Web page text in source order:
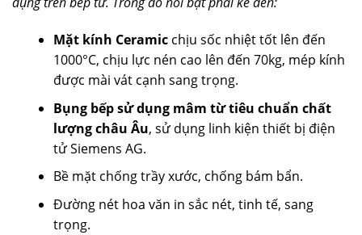
Mặt kính Ceramicchịu sốc nhiệt tốt lên đến
1000°C, chịu lực nén cao lên đến 70kg, mép kính
được mài vát cạnh sang trọng.
Bụng bếp sử dụng mâm từ tiêu chuẩn chất
lượng châu Âu, sử dụng linh kiện thiết bị điện
tử Siemens AG.
Bề mặt chống trầy xước, chống bám bẩn.
Đường nét hoa văn in sắc nét, tinh tế, sang
trọng.